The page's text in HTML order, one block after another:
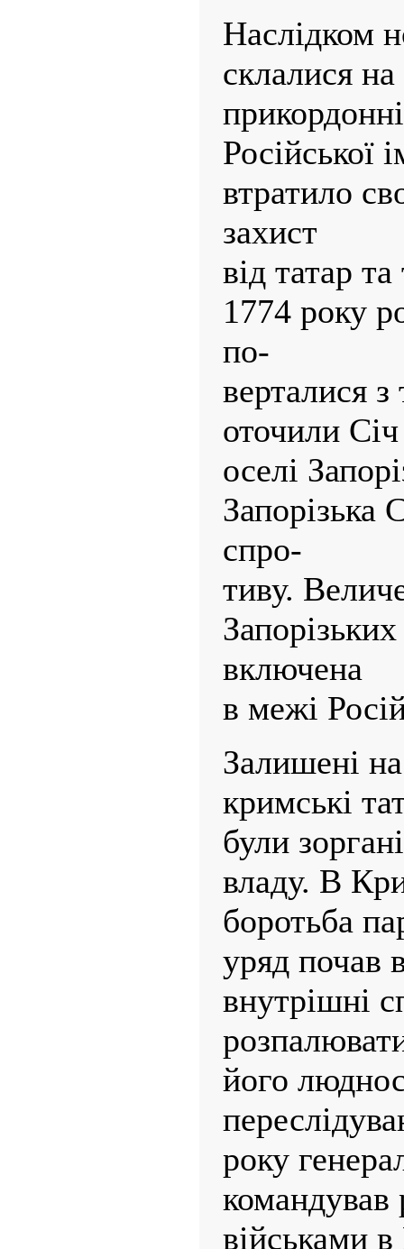
Наслідком
склалися
прикордонні
Російської
втратило
захист
від татар
1774 року
по-
верталися
оточили Січ
оселі
Запорізька
спро-
тиву.
включена
в межі
Залишені
кримські
були
владу. В
боротьба
уряд почав
внутрішні
його
року
командував
військами